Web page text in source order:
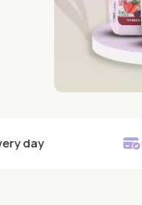
Comprar ahora
Cash